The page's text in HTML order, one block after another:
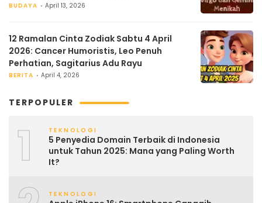
BUDAYA April 13, 2026
12 Ramalan Cinta Zodiak Sabtu 4 April
2026: Cancer Humoristis, Leo Penuh
Perhatian, Sagitarius Adu Rayu
BERITA April 4, 2026
TERPOPULER
1 TEKNOLOGI
5 Penyedia Domain Terbaik di Indonesia
untuk Tahun 2025: Mana yang Paling Worth
It?
TEKNOLOGI